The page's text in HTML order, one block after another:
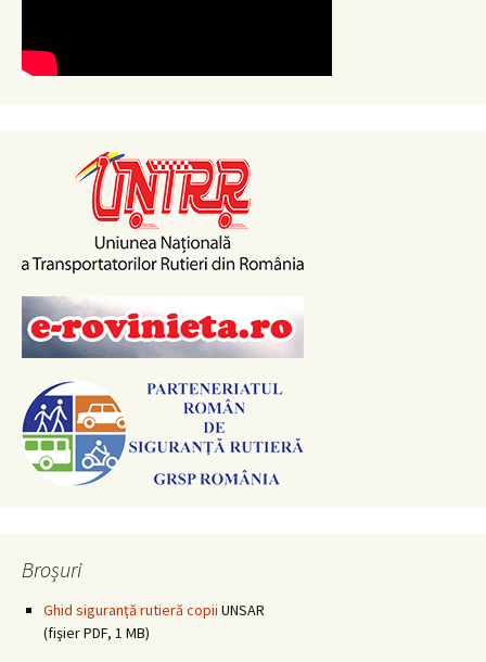
Broșuri
Ghid siguranţă rutieră copii UNSAR
(fişier PDF, 1 MB)